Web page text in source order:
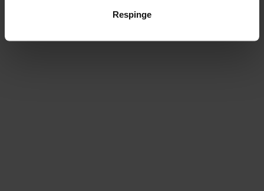
Respinge